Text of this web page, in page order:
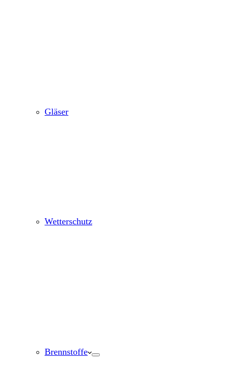
Gläser
Wetterschutz
Brennstoffe